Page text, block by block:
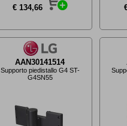
€ 134,66
AAN30141514
Supporto piedistallo G4 ST-
G4SN55